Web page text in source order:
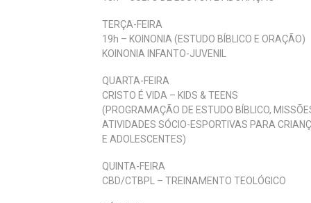
TERÇA-FEIRA
19h – KOINONIA (ESTUDO BÍBLICO E ORAÇÃO)
KOINONIA INFANTO-JUVENIL
QUARTA-FEIRA
CRISTO É VIDA – KIDS & TEENS
(PROGRAMAÇÃO DE ESTUDO BÍBLICO,
ATIVIDADES SÓCIO-ESPORTIVAS PARA
E ADOLESCENTES)
QUINTA-FEIRA
CBD/CTBPL – TREINAMENTO TEOLÓGICO